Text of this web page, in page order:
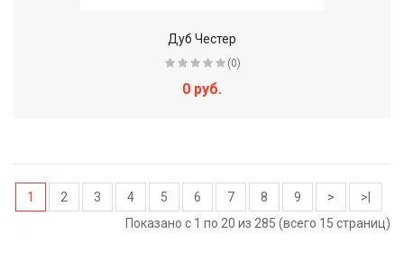
Дуб Честер
(0)
0 руб.
1 2 3 4 5 6 7 8 9 >
>|
Показано с 1 по 20 из 285 (всего 15 страниц)